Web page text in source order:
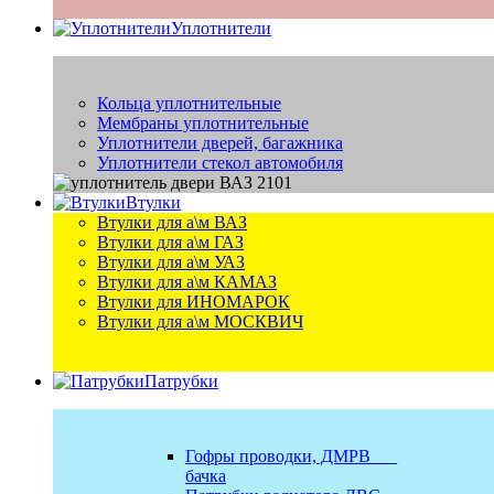
Уплотнители
Кольца уплотнительные
Мембраны уплотнительные
Уплотнители дверей, багажника
Уплотнители стекол автомобиля
Втулки
Втулки для а\м ВАЗ
Втулки для а\м ГАЗ
Втулки для а\м УАЗ
Втулки для а\м КАМАЗ
Втулки для ИНОМАРОК
Втулки для а\м МОСКВИЧ
Патрубки
Гофры проводки, ДМРВ
бачка